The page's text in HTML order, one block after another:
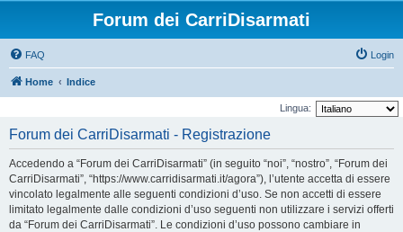
Forum dei CarriDisarmati
FAQ Login
Home Indice
Lingua:
Forum dei CarriDisarmati - Registrazione
Accedendo a “Forum dei CarriDisarmati” (in seguito “noi”, “nostro”, “Forum dei
CarriDisarmati”, “https://www.carridisarmati.it/agora”), l’utente accetta di essere
vincolato legalmente alle seguenti condizioni d’uso. Se non accetti di essere
limitato legalmente dalle condizioni d’uso seguenti non utilizzare i servizi offerti
da “Forum dei CarriDisarmati”. Le condizioni d’uso possono cambiare in